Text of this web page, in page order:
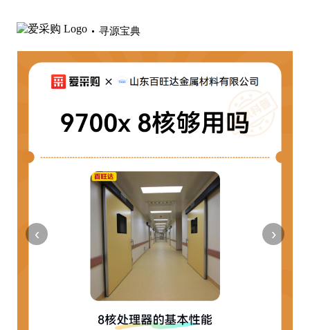
寻源宝典
‹ ›